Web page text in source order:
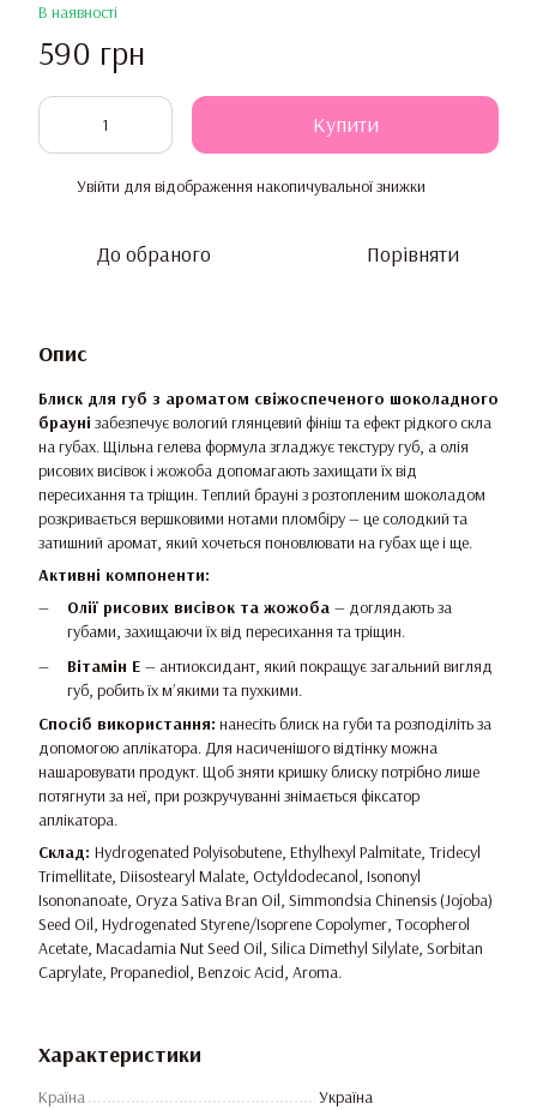
В наявності
590 грн
Купити
Увійти для відображення накопичувальної знижки
До обраного Порівняти
Опис
Блиск для губ з ароматом свіжоспеченого шоколадного
брауні забезпечує вологий глянцевий фініш та ефект рідкого скла
на губах. Щільна гелева формула згладжує текстуру губ, а олія
рисових висівок і жожоба допомагають захищати їх від
пересихання та тріщин. Теплий брауні з розтопленим шоколадом
розкривається вершковими нотами пломбіру — це солодкий та
затишний аромат, який хочеться поновлювати на губах ще і ще.
Активні компоненти:
Олії рисових висівок та жожоба — доглядають за
губами, захищаючи їх від пересихання та тріщин.
Вітамін Е — антиоксидант, який покращує загальний вигляд
губ, робить їх мʼякими та пухкими.
Спосіб використання: нанесіть блиск на губи та розподіліть за
допомогою аплікатора. Для насиченішого відтінку можна
нашаровувати продукт. Щоб зняти кришку блиску потрібно лише
потягнути за неї, при розкручуванні знімається фіксатор
аплікатора.
Склад: Hydrogenated Polyisobutene, Ethylhexyl Palmitate, Tridecyl
Trimellitate, Diisostearyl Malate, Octyldodecanol, Isononyl
Isononanoate, Oryza Sativa Bran Oil, Simmondsia Chinensis (Jojoba)
Seed Oil, Hydrogenated Styrene/Isoprene Copolymer, Tocopherol
Acetate, Macadamia Nut Seed Oil, Silica Dimethyl Silylate, Sorbitan
Caprylate, Propanediol, Benzoic Acid, Aroma.
Характеристики
Країна Україна